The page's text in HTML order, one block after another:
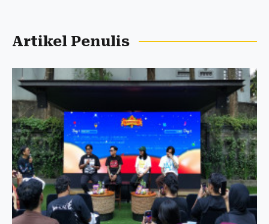
Artikel Penulis